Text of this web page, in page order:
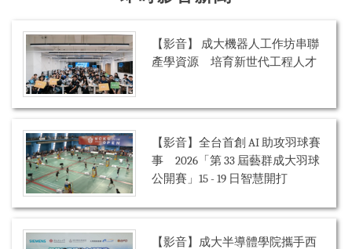
【影音】 成大機器人工作坊串聯
產學資源 培育新世代工程人才
【影音】全台首創 AI 助攻羽球賽
事 2026「第 33 屆藝群成大羽球
公開賽」15 - 19 日智慧開打
【影音】成大半導體學院攜手西